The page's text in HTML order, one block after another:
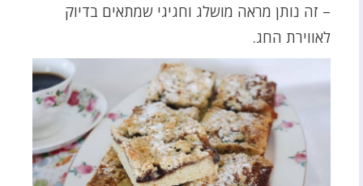
– זה נותן מראה מושלג וחגיגי שמתאים בדיוק
לאווירת החג.